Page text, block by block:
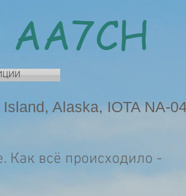
Alaska, IOTA NA-
всё происходило -